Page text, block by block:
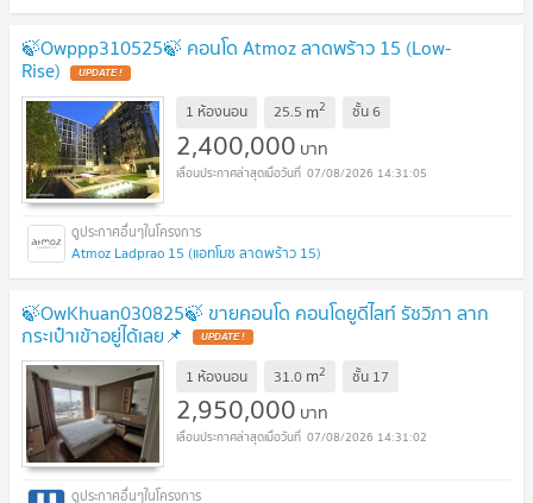
🍃Owppp310525🍃 คอนโด Atmoz ลาดพร้าว 15 (Low-
Rise)
1 ห้องนอน 25.5 m2 ชั้น6
2,400,000 บาท
07/08/2026 14:31:05
Atmoz Ladprao 15 (แอทโมซ ลาดพร้าว 15)
🍃OwKhuan030825🍃 ขายคอนโด คอนโดยูดีไลท์ รัชวิภา ลาก
กระเป๋าเข้าอยู่ได้เลย📌
1 ห้องนอน 31.0 m2 ชั้น 17
2,950,000 บาท
07/08/2026 14:31:02